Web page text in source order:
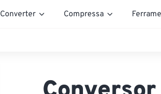
Converter Compressa